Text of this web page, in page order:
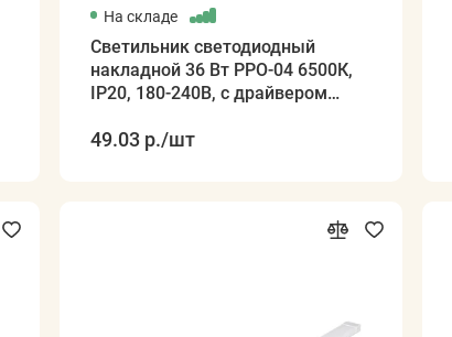
На складе
Светильник светодиодный
накладной 36 Вт PPO-04 6500К,
IP20, 180-240В, с драйвером
49.03 р./шт